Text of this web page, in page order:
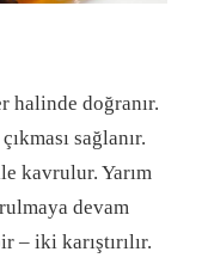
halinde doğranır.
sağlanır.
kavrulur. Yarım
devam
iki karıştırılır.